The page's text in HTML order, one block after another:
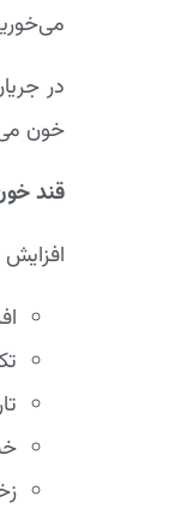
در
خون
قند